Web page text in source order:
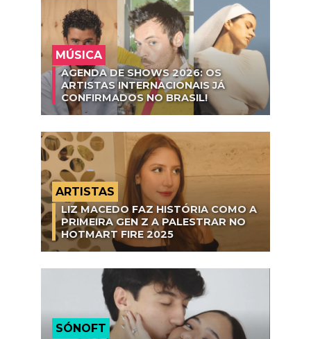
MÚSICA
AGENDA DE SHOWS 2026: OS
ARTISTAS INTERNACIONAIS JÁ
CONFIRMADOS NO BRASIL!
ARTISTAS
LIZ MACEDO FAZ HISTÓRIA COMO A
PRIMEIRA GEN Z A PALESTRAR NO
HOTMART FIRE 2025
SÓNOFT